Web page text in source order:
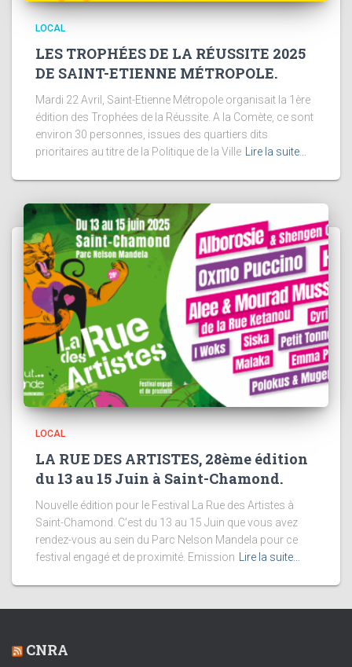
LOCAL
LES TROPHÉES DE LA RÉUSSITE 2025
DE SAINT-ETIENNE MÉTROPOLE.
Mardi 22 Avril, Saint-Etienne Métropole organisait la 1ère
édition des Trophées de la Réussite. A la Comète, ce sont
environ 30 personnes, issues des quartiers dits
prioritaires au titre de la Politique de la Ville Lire la suite…
LOCAL
LA RUE DES ARTISTES, 28ème édition
du 13 au 15 Juin à Saint-Chamond.
Nouvelle édition pour le Festival La Rue des Artistes à
Saint-Chamond. C’est du 13 au 15 Juin que vous avez
rendez-vous au sein du Parc Nelson Mandela pour ce
festival engagé et de proximité. Emission
Lire la suite…
CNRA